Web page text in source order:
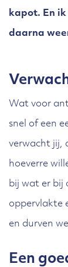
kapot. En
daarna
Wat voor
snel of een
verwacht jij,
hoeverre
bij wat er bij
oppervlakte
en durven
Een